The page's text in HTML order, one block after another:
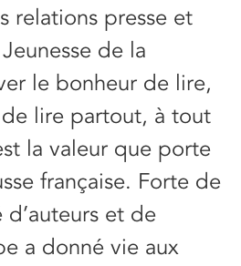
relations presse et
de la
le bonheur de lire,
lire partout, à tout
la valeur que porte
française. Forte de
d’auteurs et de
a donné vie aux